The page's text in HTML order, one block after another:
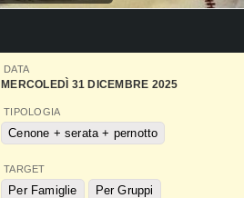
DATA
MERCOLEDÌ 31 DICEMBRE 2025
TIPOLOGIA
Cenone + serata + pernotto
TARGET
Per Famiglie Per Gruppi